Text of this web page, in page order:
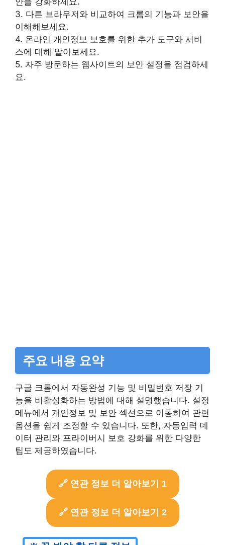
3. 다른 브라우저와 비교하여 크롬의 기능과 보안을
이해해보세요.
4. 온라인 개인정보 보호를 위한 추가 도구와 서비
스에 대해 알아보세요.
5. 자주 방문하는 웹사이트의 보안 설정을 점검하세
요.
주요 내용 요약
구글 크롬에서 자동완성 기능 및 비밀번호 저장 기
능을 비활성화하는 방법에 대해 설명했습니다. 설정
메뉴에서 개인정보 및 보안 섹션으로 이동하여 관련
옵션을 쉽게 조정할 수 있습니다. 또한, 자동입력 데
이터 관리와 프라이버시 보호 강화를 위한 다양한
팁도 제공하였습니다.
🔗 연관 정보 더 알아보기 1
🔗 연관 정보 더 알아보기 2